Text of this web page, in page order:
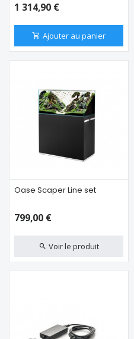
1 314,90 €
Ajouter au panier
Oase Scaper Line set
799,00 €
Voir le produit